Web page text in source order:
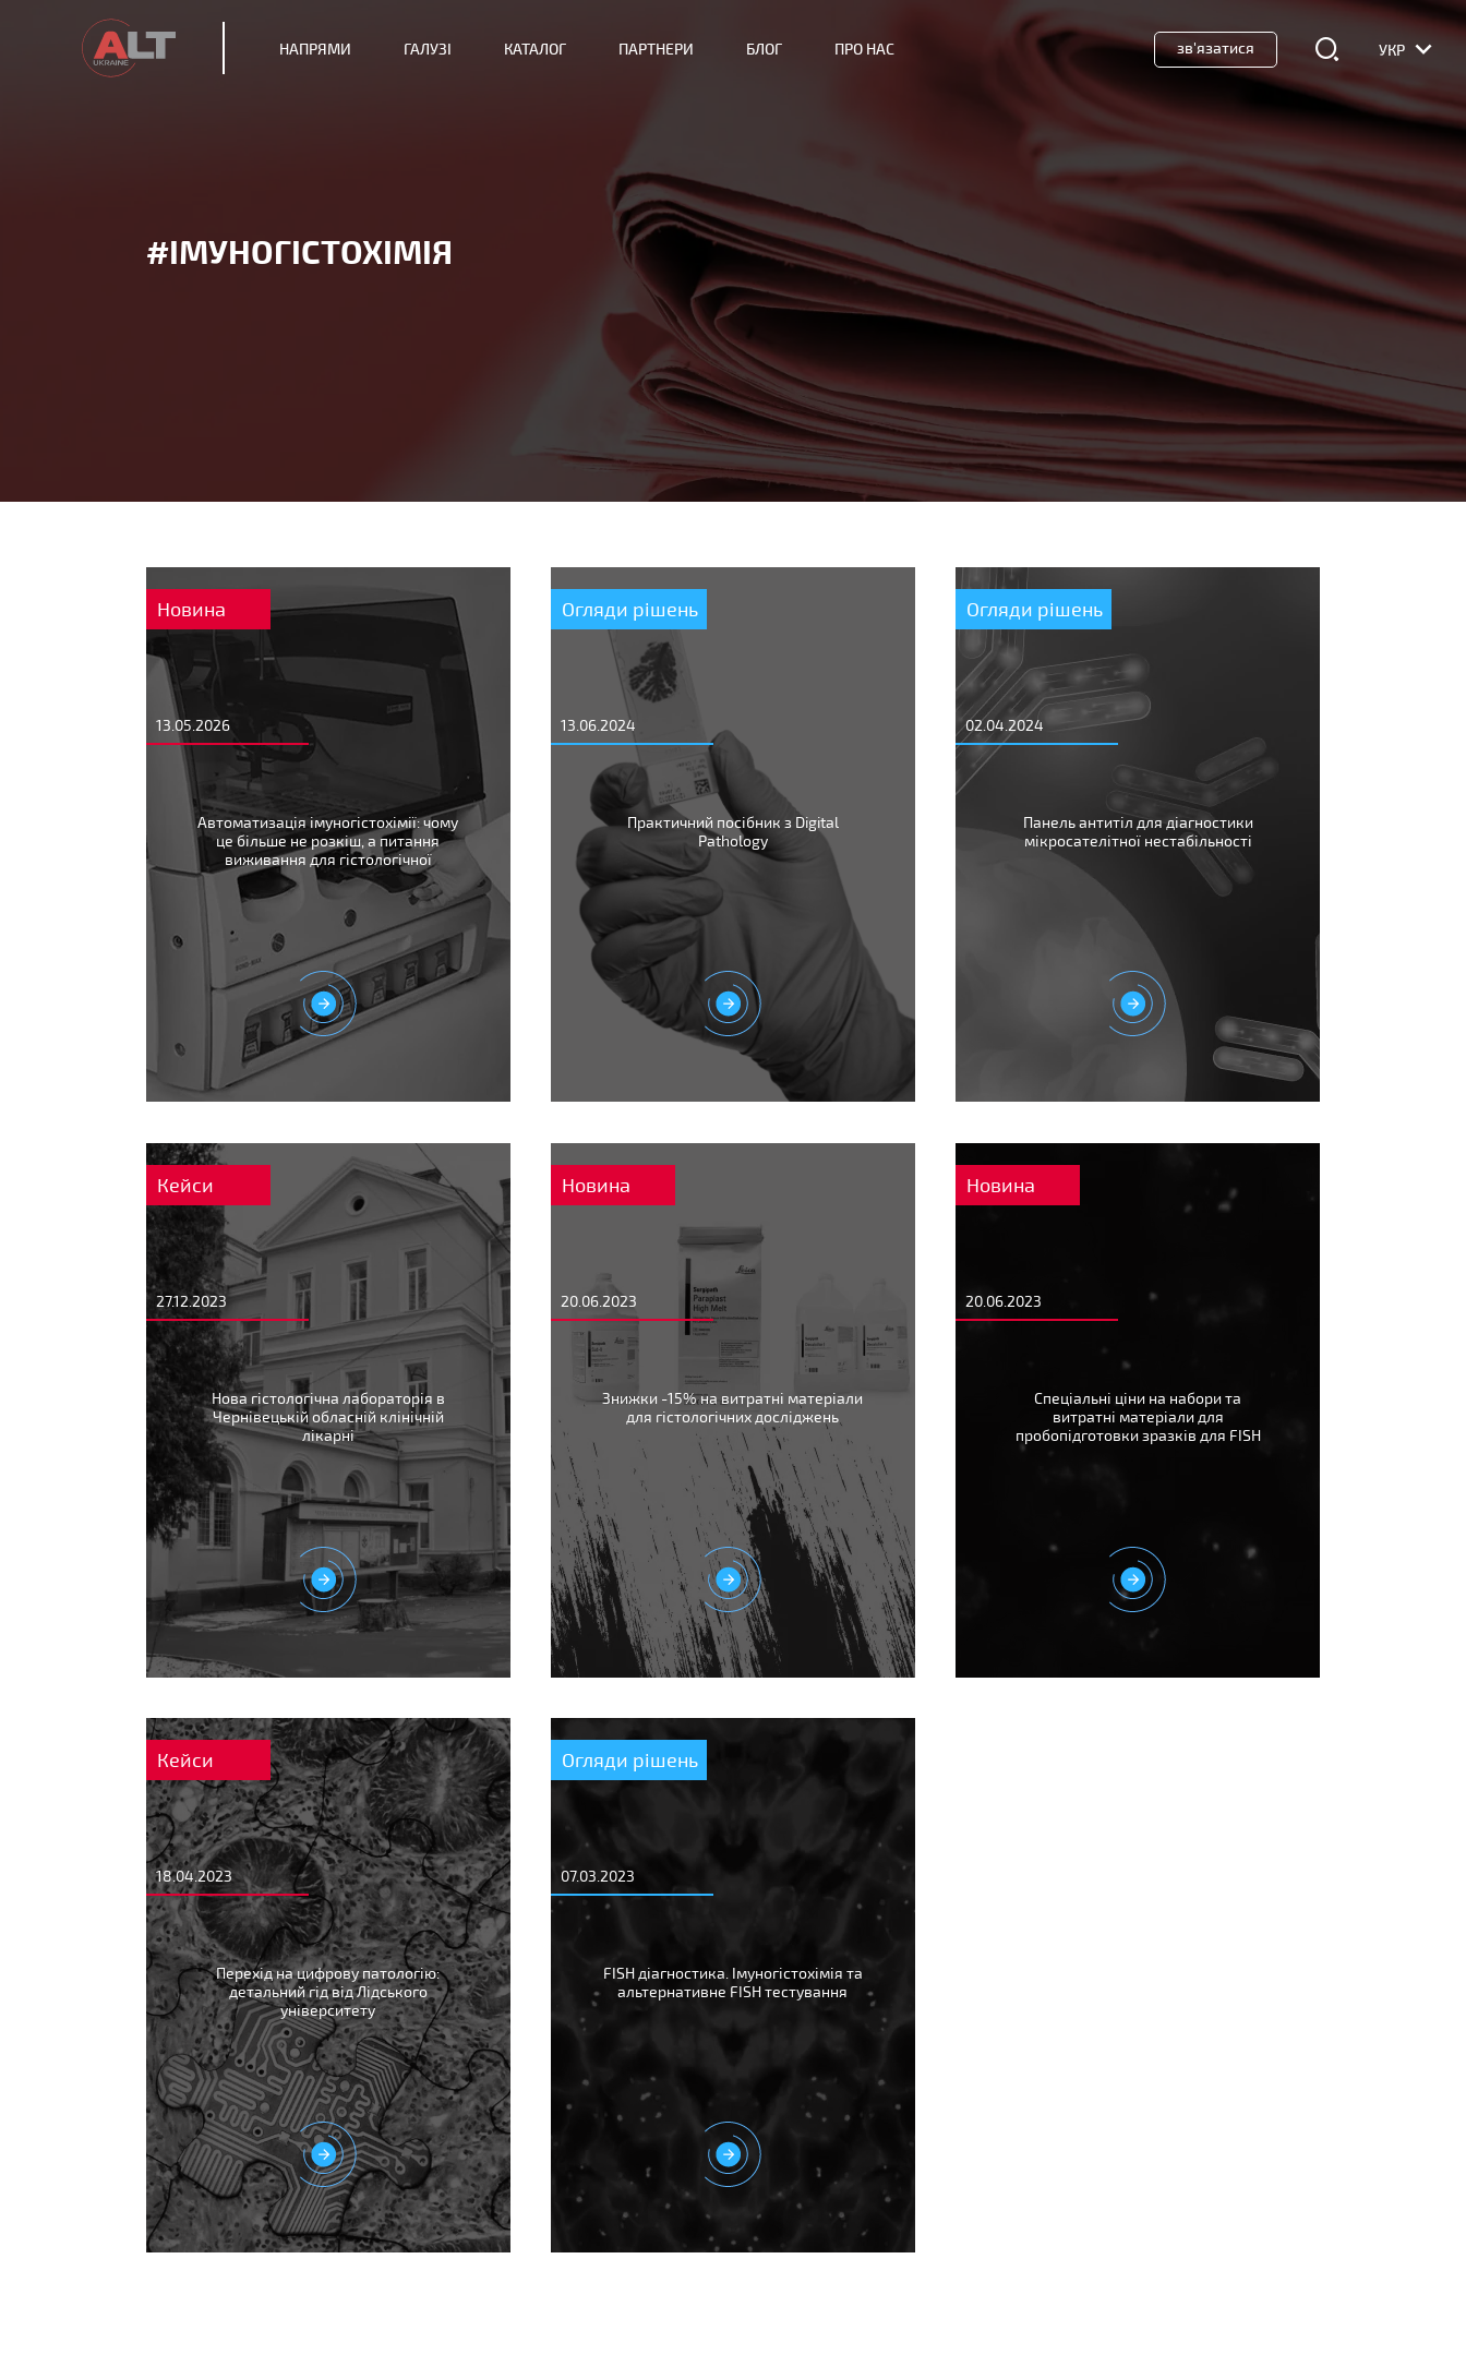
#ІМУНОГІСТОХІМІЯ
НАПРЯМИ ГАЛУЗІ КАТАЛОГ ПАРТНЕРИ БЛОГ ПРО НАС зв'язатися УКР
Новина
13.05.2026
Автоматизація імуногістохімії: чому
це більше не розкіш, а питання
виживання для гістологічної
Огляди рішень
13.06.2024
Практичний посібник з Digital
Pathology
Огляди рішень
02.04.2024
Панель антитіл для діагностики
мікросателітної нестабільності
Кейси
27.12.2023
Нова гістологічна лабораторія в
Чернівецькій обласній клінічній
лікарні
Новина
20.06.2023
Знижки -15% на витратні матеріали
для гістологічних досліджень
Новина
20.06.2023
Спеціальні ціни на набори та
витратні матеріали для
пробопідготовки зразків для FISH
Кейси
18.04.2023
Перехід на цифрову патологію:
детальний гід від Лідського
університету
Огляди рішень
07.03.2023
FISH діагностика. Імуногістохімія та
альтернативне FISH тестування